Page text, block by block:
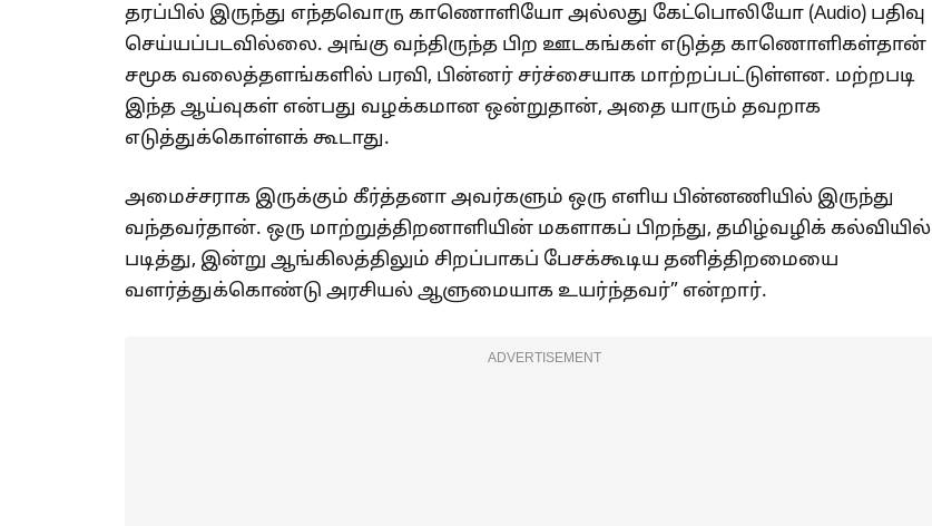
தரப்பில் இருந்து எந்தவொரு காணொளியோ அல்லது கேட்பொலியோ (Audio) பதிவு
செய்யப்படவில்லை. அங்கு வந்திருந்த பிற ஊடகங்கள் எடுத்த காணொளிகள்தான்
சமூக வலைத்தளங்களில் பரவி, பின்னர் சர்ச்சையாக மாற்றப்பட்டுள்ளன. மற்றபடி
இந்த ஆய்வுகள் என்பது வழக்கமான ஒன்றுதான், அதை யாரும் தவறாக
எடுத்துக்கொள்ளக் கூடாது.
அமைச்சராக இருக்கும் கீர்த்தனா அவர்களும் ஒரு எளிய பின்னணியில் இருந்து
வந்தவர்தான். ஒரு மாற்றுத்திறனாளியின் மகளாகப் பிறந்து, தமிழ்வழிக் கல்வியில்
படித்து, இன்று ஆங்கிலத்திலும் சிறப்பாகப் பேசக்கூடிய தனித்திறமையை
வளர்த்துக்கொண்டு அரசியல் ஆளுமையாக உயர்ந்தவர்” என்றார்.
ADVERTISEMENT